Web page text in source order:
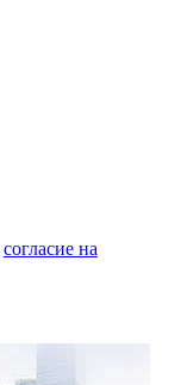
согласие на